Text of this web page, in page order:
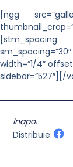
[ngg
width=”1/4″
Inapoi
Distribuie: